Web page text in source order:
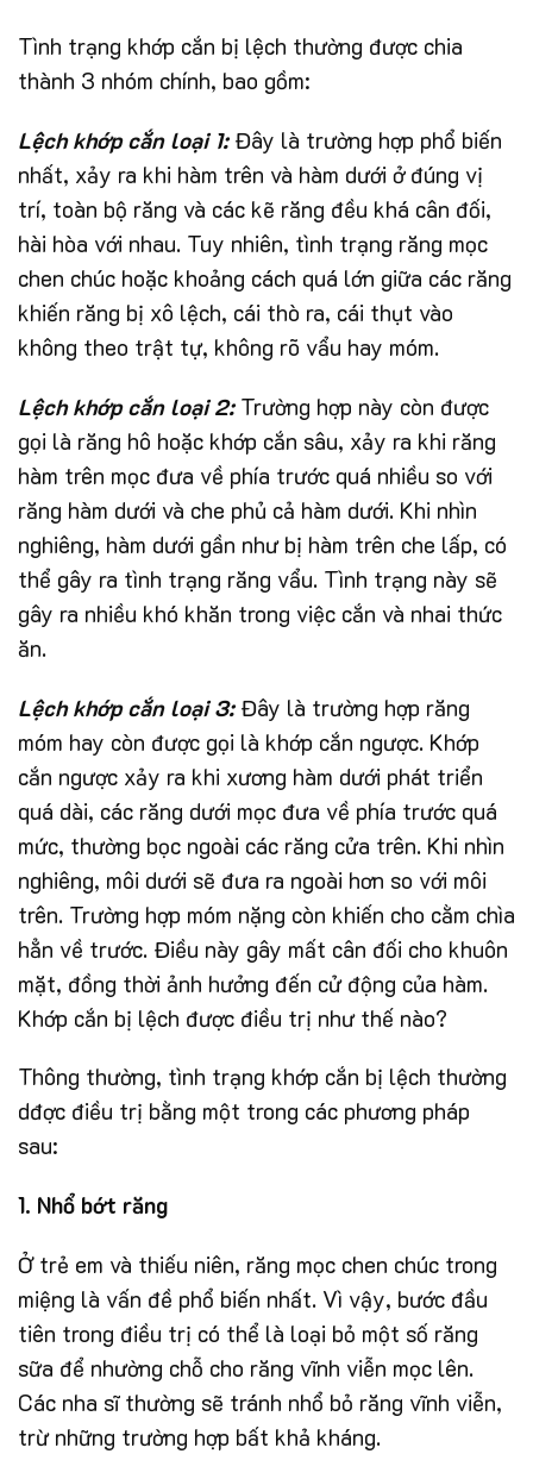
Tình trạng khớp cắn bị lệch thường được chia
thành 3 nhóm chính, bao gồm:
Lệch khớp cắn loại 1: Đây là trường hợp phổ biến
nhất, xảy ra khi hàm trên và hàm dưới ở đúng vị
trí, toàn bộ răng và các kẽ răng đều khá cân đối,
hài hòa với nhau. Tuy nhiên, tình trạng răng mọc
chen chúc hoặc khoảng cách quá lớn giữa các răng
khiến răng bị xô lệch, cái thò ra, cái thụt vào
không theo trật tự, không rõ vẩu hay móm.
Lệch khớp cắn loại 2:Trường hợp này còn được
gọi là răng hô hoặc khớp cắn sâu, xảy ra khi răng
hàm trên mọc đưa về phía trước quá nhiều so với
răng hàm dưới và che phủ cả hàm dưới. Khi nhìn
nghiêng, hàm dưới gần như bị hàm trên che lấp, có
thể gây ra tình trạng răng vẩu. Tình trạng này sẽ
gây ra nhiều khó khăn trong việc cắn và nhai thức
ăn.
Lệch khớp cắn loại 3:Đây là trường hợp răng
móm hay còn được gọi là khớp cắn ngược. Khớp
cắn ngược xảy ra khi xương hàm dưới phát triển
quá dài, các răng dưới mọc đưa về phía trước quá
mức, thường bọc ngoài các răng cửa trên. Khi nhìn
nghiêng, môi dưới sẽ đưa ra ngoài hơn so với môi
trên. Trường hợp móm nặng còn khiến cho cằm chìa
hẳn về trước. Điều này gây mất cân đối cho khuôn
mặt, đồng thời ảnh hưởng đến cử động của hàm.
Khớp cắn bị lệch được điều trị như thế nào?
Thông thường, tình trạng khớp cắn bị lệch thường
dđợc điều trị bằng một trong các phương pháp
sau:
1. Nhổ bớt răng
Ở trẻ em và thiếu niên, răng mọc chen chúc trong
miệng là vấn đề phổ biến nhất. Vì vậy, bước đầu
tiên trong điều trị có thể là loại bỏ một số răng
sữa để nhường chỗ cho răng vĩnh viễn mọc lên.
Các nha sĩ thường sẽ tránh nhổ bỏ răng vĩnh viễn,
trừ những trường hợp bất khả kháng.